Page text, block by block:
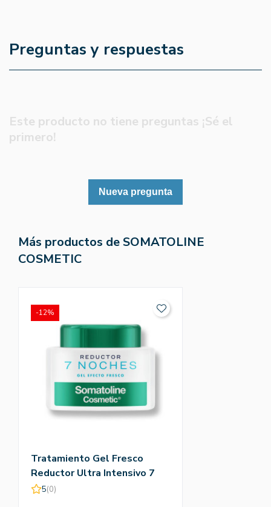
Preguntas y respuestas
Este producto no tiene preguntas ¡Sé el
primero!
Nueva pregunta
Más productos de SOMATOLINE
COSMETIC
Tratamiento Gel Fresco
Reductor Ultra Intensivo 7
Noches 400ml - Somatoline
5(0)
-12%